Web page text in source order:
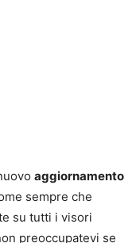
aggiornamento
sempre che
su tutti i visori
preoccupatevi se